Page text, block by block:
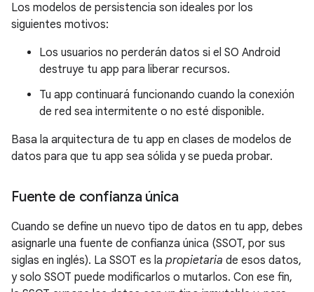
Los modelos de persistencia son ideales por los
siguientes motivos:
Los usuarios no perderán datos si el SO Android
destruye tu app para liberar recursos.
Tu app continuará funcionando cuando la conexión
de red sea intermitente o no esté disponible.
Basa la arquitectura de tu app en clases de modelos de
datos para que tu app sea sólida y se pueda probar.
Fuente de confianza única
Cuando se define un nuevo tipo de datos en tu app, debes
asignarle una fuente de confianza única (SSOT, por sus
siglas en inglés). La SSOT es la propietaria de esos datos,
y solo SSOT puede modificarlos o mutarlos. Con ese fin,